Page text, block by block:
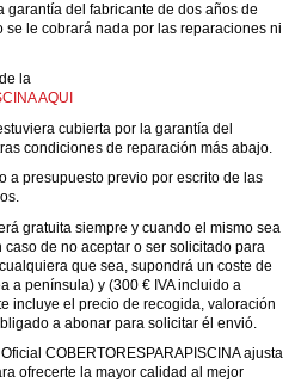
garantía del fabricante de dos años de
se le cobrará nada por las reparaciones ni
la
AQUI
cubierta por la garantía del
condiciones de reparación más abajo.
a presupuesto previo por escrito de las
gratuita siempre y cuando el mismo sea
de no aceptar o ser solicitado para
que sea, supondrá un coste de
a península) y (300 € IVA incluido a
incluye el precio de recogida, valoración
a abonar para solicitar él envió.
COBERTORESPARAPISCINA ajusta
ofrecerte la mayor calidad al mejor